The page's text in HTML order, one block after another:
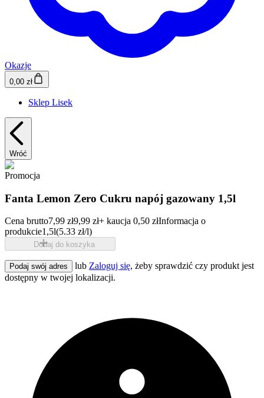
Okazje
0,00 zł
Sklep Lisek
Wróć
Promocja
Fanta Lemon Zero Cukru napój gazowany 1,5l
Cena brutto7,99 zł9,99 zł+ kaucja 0,50 złInformacja o
produkcie1,5l(5.33 zł/l)
Dodaj do koszyka
Podaj swój adres lub Zaloguj się, żeby sprawdzić czy produkt jest
dostępny w twojej lokalizacji.